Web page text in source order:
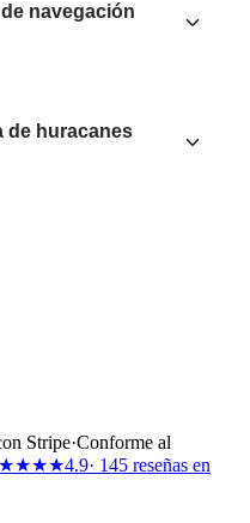
navegación
de huracanes
Stripe·Conforme al
4.9· 145 reseñas en